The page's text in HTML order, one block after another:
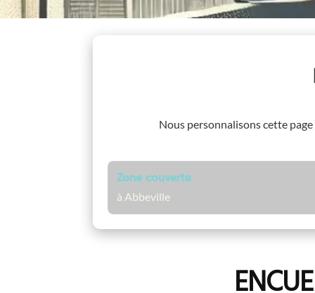
Nous personnalisons cette
Zone couverte
à Abbeville